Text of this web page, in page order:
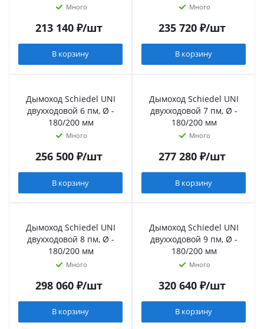
Много
213 140₽/шт
В корзину
Много
235 720₽/шт
В корзину
Дымоход Schiedel UNI
двухходовой 6 пм, Ø -
180/200 мм
Много
256 500₽/шт
В корзину
Дымоход Schiedel UNI
двухходовой 7 пм, Ø -
180/200 мм
Много
277 280₽/шт
В корзину
Дымоход Schiedel UNI
двухходовой 8 пм, Ø -
180/200 мм
Много
298 060₽/шт
В корзину
Дымоход Schiedel UNI
двухходовой 9 пм, Ø -
180/200 мм
Много
320 640₽/шт
В корзину